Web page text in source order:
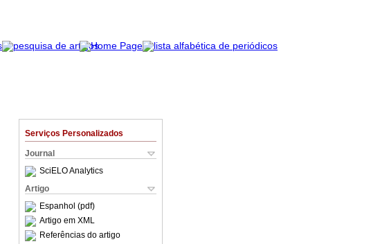
Serviços Personalizados
Journal
SciELO Analytics
Artigo
Espanhol (pdf)
Artigo em XML
Referências do artigo